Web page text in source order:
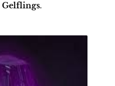
Gelflings.